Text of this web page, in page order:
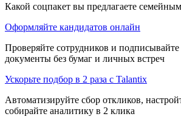
Какой соцпакет вы предлагаете
Оформляйте кандидатов онлайн
Проверяйте сотрудников и
документы без бумаг и личных встреч
Ускорьте подбор в 2 раза с Talantix
Автоматизируйте сбор откликов,
собирайте аналитику в 2 клика